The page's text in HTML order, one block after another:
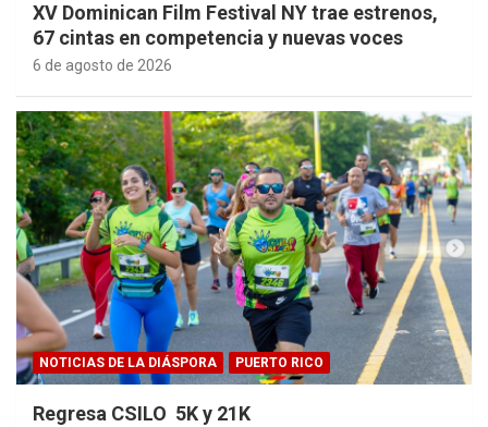
XV Dominican Film Festival NY trae estrenos,
67 cintas en competencia y nuevas voces
6 de agosto de 2026
NOTICIAS DE LA DIÁSPORA PUERTO RICO
Regresa CSILO 5K y 21K